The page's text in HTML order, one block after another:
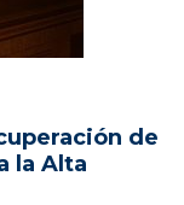
de
la Alta